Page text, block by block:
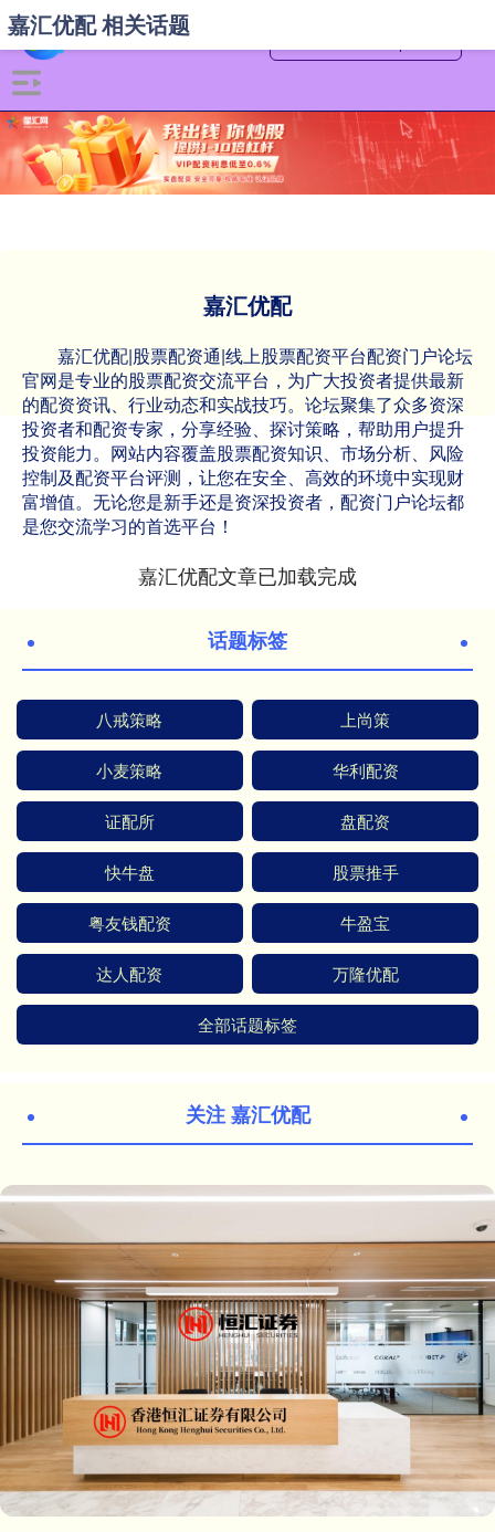
嘉汇优配
嘉汇优配|股票配资通|线上股票配资平台配资门户论坛
官网是专业的股票配资交流平台，为广大投资者提供最新
的配资资讯、行业动态和实战技巧。论坛聚集了众多资深
投资者和配资专家，分享经验、探讨策略，帮助用户提升
投资能力。网站内容覆盖股票配资知识、市场分析、风险
控制及配资平台评测，让您在安全、高效的环境中实现财
富增值。无论您是新手还是资深投资者，配资门户论坛都
是您交流学习的首选平台！
嘉汇优配 相关话题
嘉汇优配文章已加载完成
话题标签
八戒策略 上尚策
小麦策略 华利配资
证配所 盘配资
快牛盘 股票推手
粤友钱配资 牛盈宝
达人配资 万隆优配
全部话题标签
关注 嘉汇优配